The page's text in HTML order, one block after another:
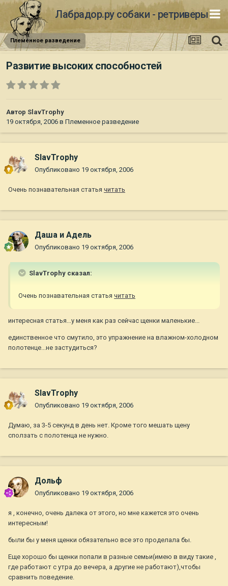
Лабрадор.ру собаки - ретриверы
Племенное разведение
Развитие высоких способностей
Автор SlavTrophy
19 октября, 2006 в Племенное разведение
SlavTrophy
Опубликовано 19 октября, 2006
Очень познавательная статья читать
Даша и Адель
Опубликовано 19 октября, 2006
SlavTrophy сказал:
Очень познавательная статья читать
интересная статья...у меня как раз сейчас щенки маленькие...
единственное что смутило, это упражнение на влажном-холодном
полотенце...не застудиться?
SlavTrophy
Опубликовано 19 октября, 2006
Думаю, за 3-5 секунд в день нет. Кроме того мешать щену
сползать с полотенца не нужно.
Дольф
Опубликовано 19 октября, 2006
я , конечно, очень далека от этого, но мне кажется это очень
интересным!
были бы у меня щенки обязательно все это проделала бы.
Еще хорошо бы щенки попали в разные семьи(имею в виду такие ,
где работают с утра до вечера, а другие не работают),чтобы
сравнить поведение.